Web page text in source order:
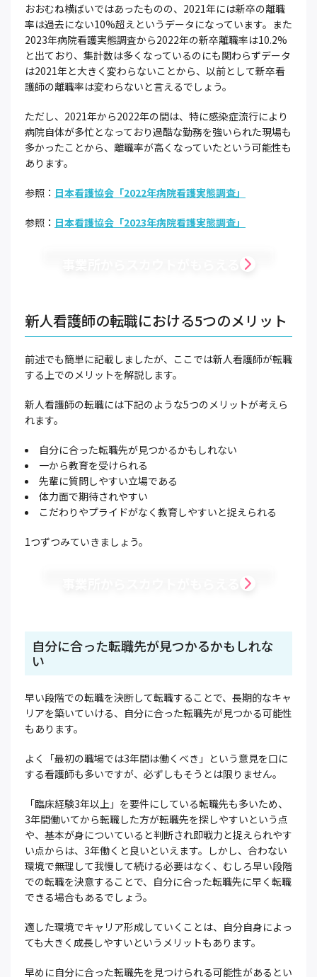
おおむね横ばいではあったものの、2021年には新卒の離職
率は過去にない10%超えというデータになっています。また
2023年病院看護実態調査から2022年の新卒離職率は10.2%
と出ており、集計数は多くなっているのにも関わらずデータ
は2021年と大きく変わらないことから、以前として新卒看
護師の離職率は変わらないと言えるでしょう。
ただし、2021年から2022年の間は、特に感染症流行により
病院自体が多忙となっており過酷な勤務を強いられた現場も
多かったことから、離職率が高くなっていたという可能性も
あります。
参照： 日本看護協会「2022年病院看護実態調査」
参照： 日本看護協会「2023年病院看護実態調査」
新人看護師の転職における5つのメリット
前述でも簡単に記載しましたが、ここでは新人看護師が転職
する上でのメリットを解説します。
新人看護師の転職には下記のような5つのメリットが考えら
れます。
自分に合った転職先が見つかるかもしれない
一から教育を受けられる
先輩に質問しやすい立場である
体力面で期待されやすい
こだわりやプライドがなく教育しやすいと捉えられる
1つずつみていきましょう。
自分に合った転職先が見つかるかもしれな
い
早い段階での転職を決断して転職することで、長期的なキャ
リアを築いていける、自分に合った転職先が見つかる可能性
もあります。
よく「最初の職場では3年間は働くべき」という意見を口に
する看護師も多いですが、必ずしもそうとは限りません。
「臨床経験3年以上」を要件にしている転職先も多いため、
3年間働いてから転職した方が転職先を探しやすいという点
や、基本が身についていると判断され即戦力と捉えられやす
い点からは、3年働くと良いといえます。しかし、合わない
環境で無理して我慢して続ける必要はなく、むしろ早い段階
での転職を決意することで、自分に合った転職先に早く転職
できる場合もあるでしょう。
適した環境でキャリア形成していくことは、自分自身によっ
ても大きく成長しやすいというメリットもあります。
早めに自分に合った転職先を見つけられる可能性があるとい